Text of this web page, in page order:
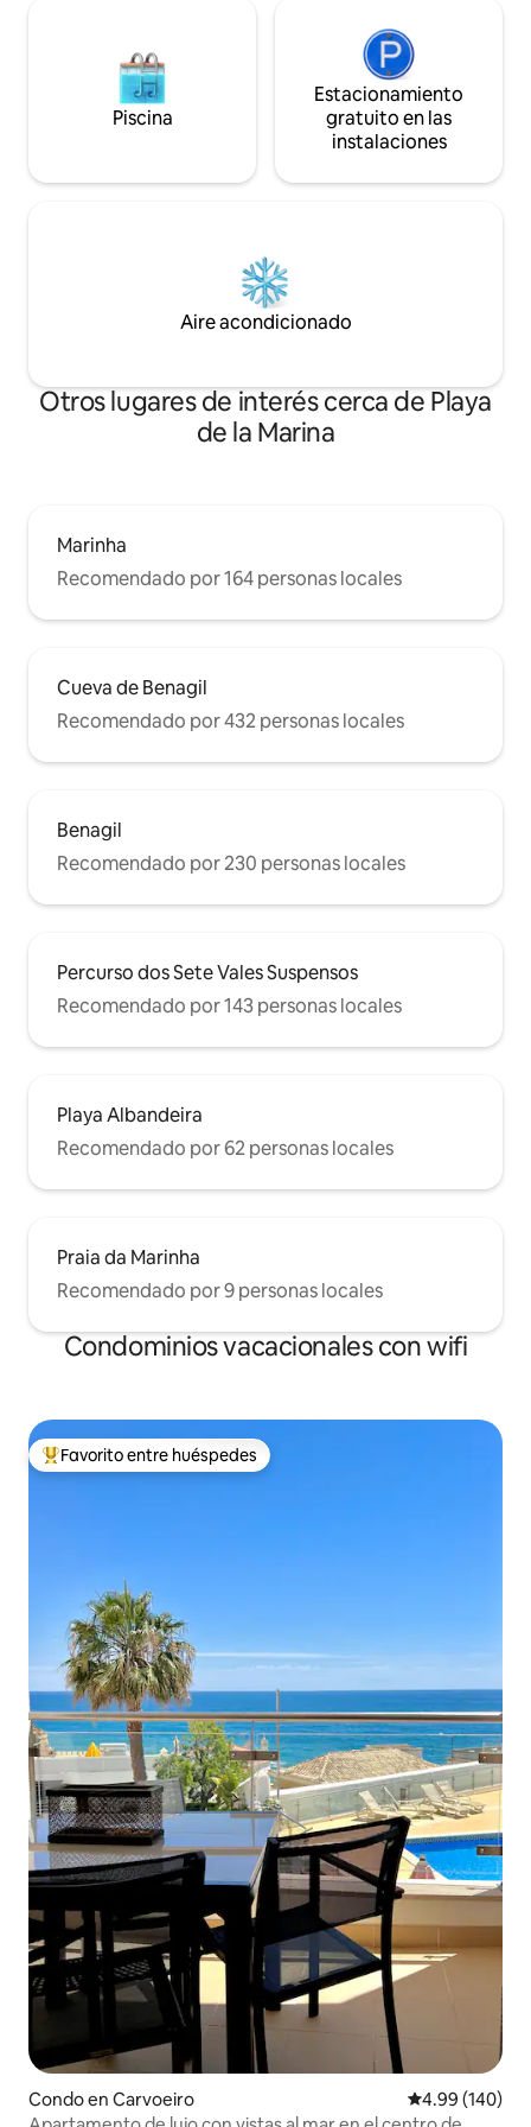
Piscina
Estacionamiento
gratuito en las
instalaciones
Aire acondicionado
Otros lugares de interés cerca de Playa
de la Marina
Marinha
Recomendado por 164 personas locales
Cueva de Benagil
Recomendado por 432 personas locales
Benagil
Recomendado por 230 personas locales
Percurso dos Sete Vales Suspensos
Recomendado por 143 personas locales
Playa Albandeira
Recomendado por 62 personas locales
Praia da Marinha
Recomendado por 9 personas locales
Condominios vacacionales con wifi
Favorito entre huéspedes preferido
Favorito entre huéspedes
Condo en Carvoeiro Calificación
4.99 (140)